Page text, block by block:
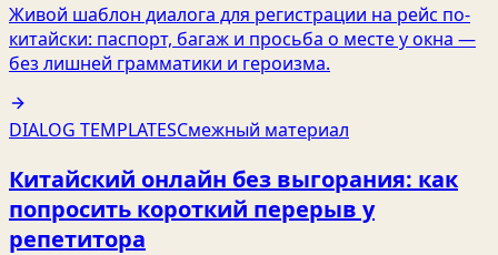
Живой шаблон диалога для регистрации на рейс по-
китайски: паспорт, багаж и просьба о месте у окна —
без лишней грамматики и героизма.
DIALOG TEMPLATESСмежный материал
Китайский онлайн без выгорания: как
попросить короткий перерыв у
репетитора